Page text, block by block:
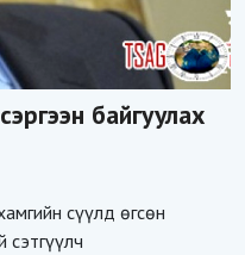
байгуулах
сүүлд өгсөн
сэтгүүлч